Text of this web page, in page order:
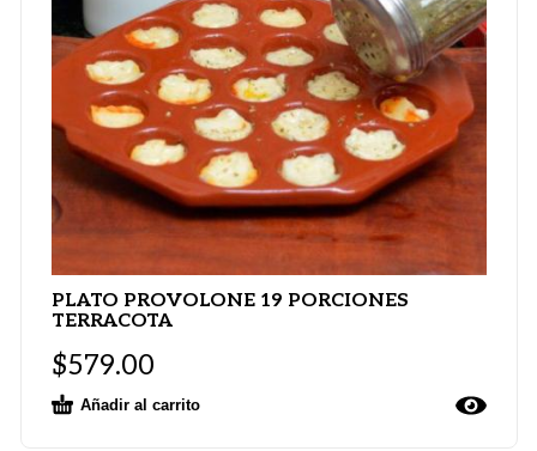
PLATO PROVOLONE 19 PORCIONES
TERRACOTA
$579.00
Añadir al carrito